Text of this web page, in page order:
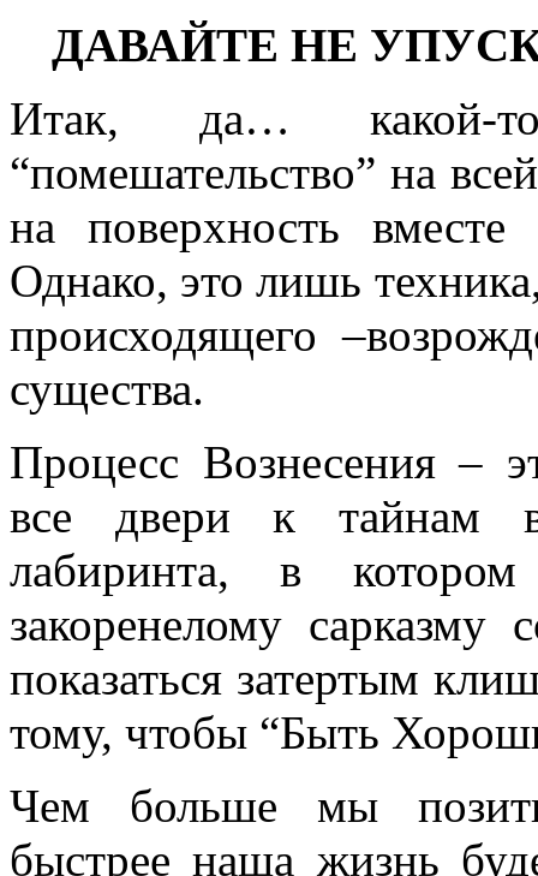
ДАВАЙТЕ НЕ
Итак, да… какой-
“помешательство” на
на поверхность
Однако, это лишь
происходящего
существа.
Процесс Вознесения –
все двери к тайнам
лабиринта, в
закоренелому
показаться затертым
тому, чтобы “Быть
Чем больше мы
быстрее наша жизнь